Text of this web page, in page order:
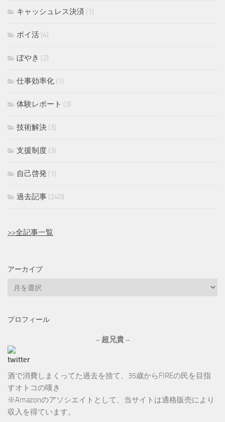
キャッシュレス決済 (1)
ポイ活 (4)
ぼやき (2)
仕事効率化 (1)
体験レポート (3)
技術解決 (3)
支援制度 (3)
自己啓発 (1)
過去記事 (240)
>>全記事一覧
アーカイブ
イ
プロフィール
– 超兄貴 –
酒で消費しまくってた過去を捨て、35歳からFIREの民を目指
すオトコの嘆き
※Amazonのアソシエイトとして、当サイトは適格販売により
収入を得ています。